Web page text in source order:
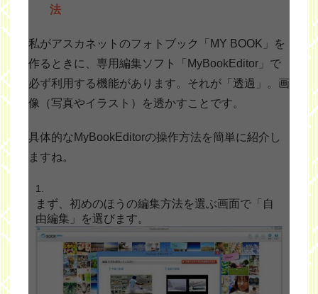
法
私がアスカネットのフォトブック「MY BOOK」を
作るときに、専用編集ソフト「MyBookEditor」で
必ず利用する機能があります。それが「透過」。画
像（写真やイラスト）を透かすことです。
具体的なMyBookEditorの操作方法を簡単に紹介し
ますね。
まず、初めのほうの編集方法を選ぶ画面で「自
由編集」を選びます。